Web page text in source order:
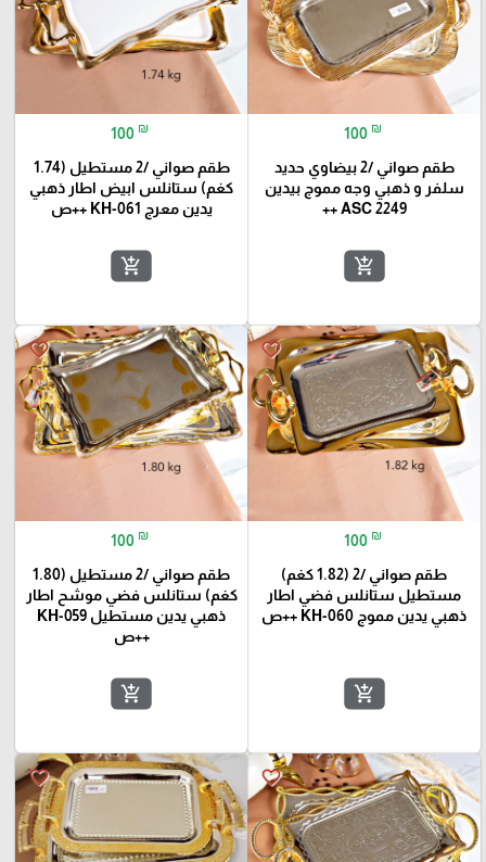
100 ₪
طقم صواني /2 بيضاوي حديد
سلفر و ذهبي وجه مموج بيدين
ASC 2249 ++
add_shopping_cart
100 ₪
طقم صواني /2 مستطيل (1.74
كغم) ستانلس ابيض اطار ذهبي
يدين معرج KH-061 ++ص
add_shopping_cart
favorite_border
100 ₪
طقم صواني /2 (1.82 كغم)
مستطيل ستانلس فضي اطار
ذهبي يدين مموج KH-060 ++ص
add_shopping_cart
favorite_border
100 ₪
طقم صواني /2 مستطيل (1.80
كغم) ستانلس فضي موشح اطار
ذهبي يدين مستطيل KH-059
++ص
add_shopping_cart
favorite_border
favorite_border